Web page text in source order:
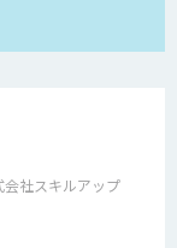
社スキルアップ